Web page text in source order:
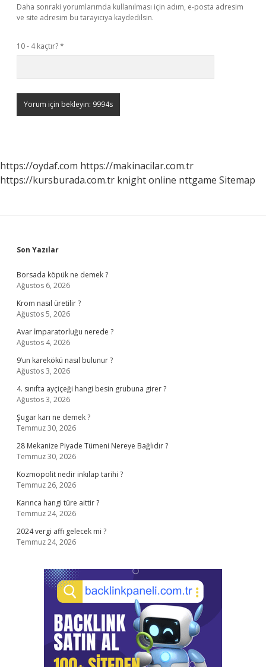
Daha sonraki yorumlarımda kullanılması için adım, e-posta adresim
ve site adresim bu tarayıcıya kaydedilsin.
10 - 4 kaçtır?*
https://oydaf.com https://makinacilar.com.tr
https://kursburada.com.tr knight online nttgame Sitemap
Sidebar
Son Yazılar
Borsada köpük ne demek ?
Ağustos 6, 2026
Krom nasıl üretilir ?
Ağustos 5, 2026
Avar İmparatorluğu nerede ?
Ağustos 4, 2026
9’un karekökü nasıl bulunur ?
Ağustos 3, 2026
4. sınıfta ayçiçeği hangi besin grubuna girer ?
Ağustos 3, 2026
Şugar karı ne demek ?
Temmuz 30, 2026
28 Mekanize Piyade Tümeni Nereye Bağlıdır ?
Temmuz 30, 2026
Kozmopolit nedir inkılap tarihi ?
Temmuz 26, 2026
Karınca hangi türe aittir ?
Temmuz 24, 2026
2024 vergi affı gelecek mi ?
Temmuz 24, 2026